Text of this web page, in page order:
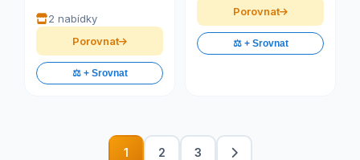
2 nabídky
Porovnat
⚖️ + Srovnat
Porovnat
⚖️ + Srovnat
1 2 3